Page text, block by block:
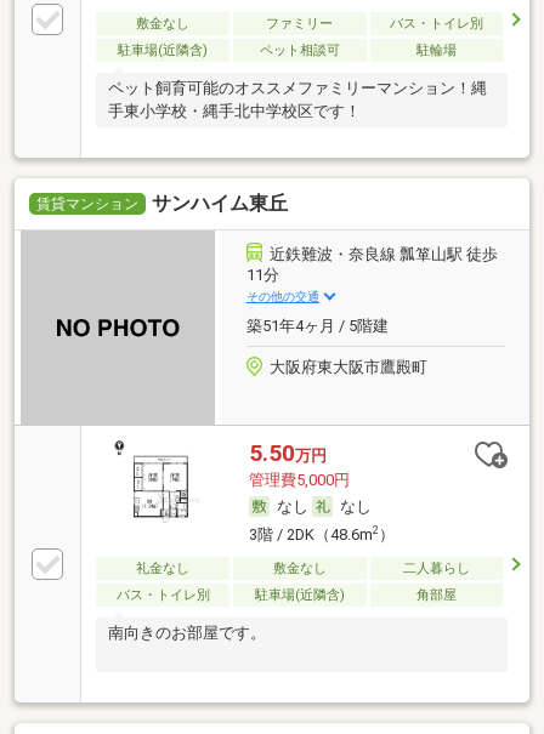
敷金なし ファミリー
バス・トイレ別
駐車場(近隣含)
ペット相談可 駐輪場
ペット飼育可能のオススメファミリーマンション！縄
手東小学校・縄手北中学校区です！
賃貸マンション サンハイム東丘
近鉄難波・奈良線 瓢箪山駅 徒歩
11分
その他の交通
築51年4ヶ月 / 5階建
大阪府東大阪市鷹殿町
5.50万円
管理費5,000円
なし
なし
3階 / 2DK（48.6m2）
礼金なし 敷金なし
二人暮らし
バス・トイレ別
駐車場(近隣含) 角部屋
南向きのお部屋です。